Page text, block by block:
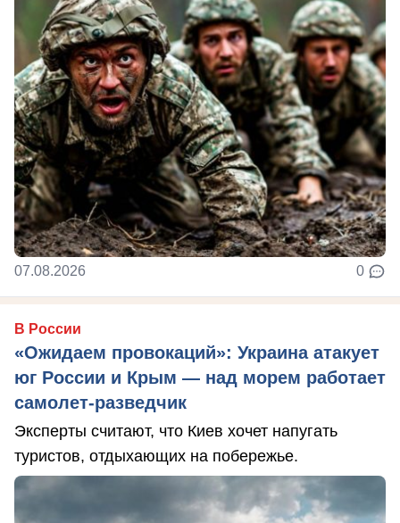
07.08.2026 0
В России
«Ожидаем провокаций»: Украина атакует
юг России и Крым — над морем работает
самолет-разведчик
Эксперты считают, что Киев хочет напугать
туристов, отдыхающих на побережье.